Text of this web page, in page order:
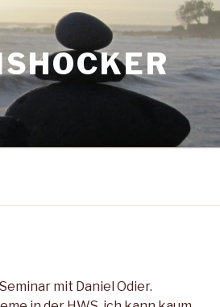
mit Daniel Odier.